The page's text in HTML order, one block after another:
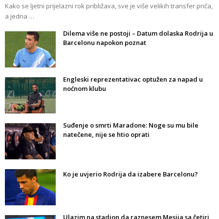
Kako se ljetni prijelazni rok približava, sve je više velikih transfer priča,
a jedna …
Dilema više ne postoji – Datum dolaska Rodrija u
Barcelonu napokon poznat
Engleski reprezentativac optužen za napad u
noćnom klubu
Suđenje o smrti Maradone: Noge su mu bile
natečene, nije se htio oprati
Ko je uvjerio Rodrija da izabere Barcelonu?
Ulazim na stadion da raznesem Mesija sa četiri